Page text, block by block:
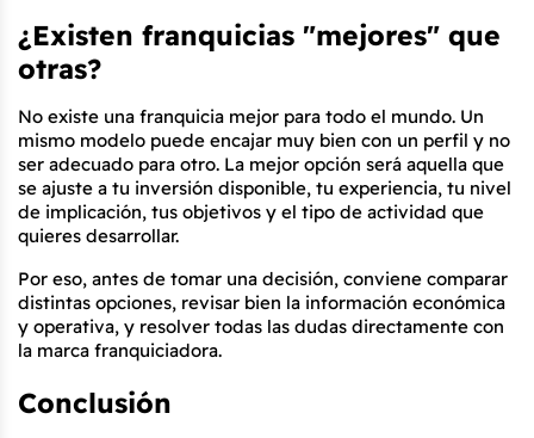
¿Existen franquicias "mejores" que
otras?
No existe una franquicia mejor para todo el mundo. Un
mismo modelo puede encajar muy bien con un perfil y no
ser adecuado para otro. La mejor opción será aquella que
se ajuste a tu inversión disponible, tu experiencia, tu nivel
de implicación, tus objetivos y el tipo de actividad que
quieres desarrollar.
Por eso, antes de tomar una decisión, conviene comparar
distintas opciones, revisar bien la información económica
y operativa, y resolver todas las dudas directamente con
la marca franquiciadora.
Conclusión